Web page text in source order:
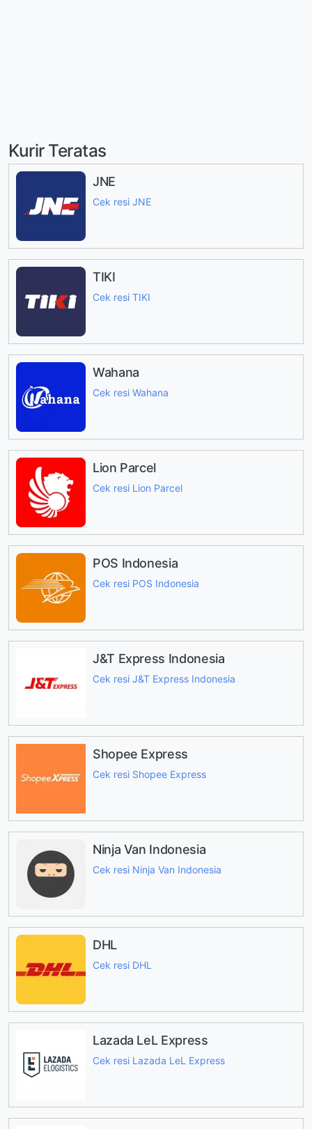
Kurir Teratas
JNE
Cek resi JNE
TIKI
Cek resi TIKI
Wahana
Cek resi Wahana
Lion Parcel
Cek resi Lion Parcel
POS Indonesia
Cek resi POS Indonesia
J&T Express Indonesia
Cek resi J&T Express Indonesia
Shopee Express
Cek resi Shopee Express
Ninja Van Indonesia
Cek resi Ninja Van Indonesia
DHL
Cek resi DHL
Lazada LeL Express
Cek resi Lazada LeL Express